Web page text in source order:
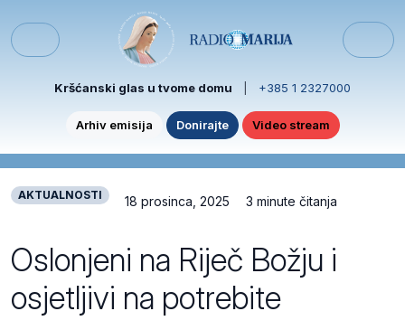
Menu
Kršćanski glas u tvome domu +385 1 2327000
Arhiv emisija Donirajte Video stream
AKTUALNOSTI 18 prosinca, 2025 3 minute čitanja
Oslonjeni na Riječ Božju i
osjetljivi na potrebite